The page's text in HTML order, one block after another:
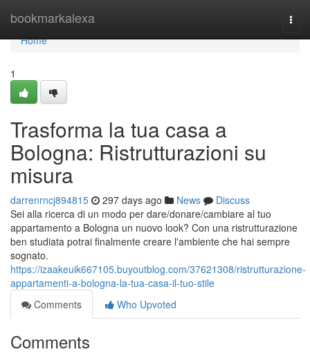
bookmarkalexa
Home
Home
1
Trasforma la tua casa a
Bologna: Ristrutturazioni su
misura
darrenrncj894815 297 days ago News
Discuss
Sei alla ricerca di un modo per dare/donare/cambiare al tuo
appartamento a Bologna un nuovo look? Con una ristrutturazione
ben studiata potrai finalmente creare l'ambiente che hai sempre
sognato.
https://izaakeuik667105.buyoutblog.com/37621308/ristrutturazione-
appartamenti-a-bologna-la-tua-casa-il-tuo-stile
Comments
Who Upvoted
Comments